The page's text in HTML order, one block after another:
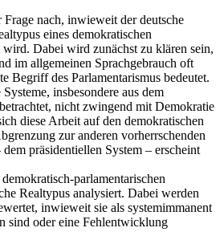
Frage nach, inwieweit der deutsche
eines demokratischen
wird. Dabei wird zunächst zu klären sein,
im allgemeinen Sprachgebrauch oft
Begriff des Parlamentarismus bedeutet.
insbesondere aus dem
nicht zwingend mit Demokratie
diese Arbeit auf den demokratischen
zur anderen vorherrschenden
präsidentiellen System – erscheint
parlamentarischen
Realtypus analysiert. Dabei werden
inwieweit sie als systemimmanent
sind oder eine Fehlentwicklung